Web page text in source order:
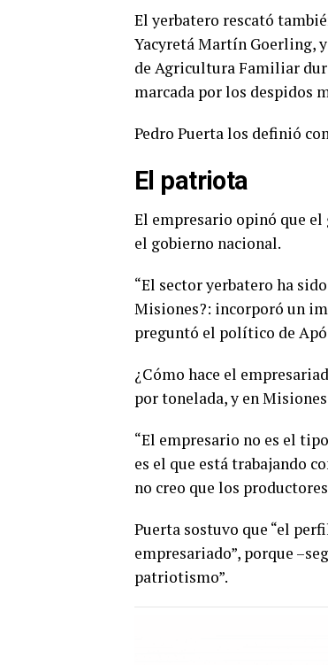
El yerbatero rescató
Yacyretá Martín Goerling,
de Agricultura Familiar
marcada por los despidos
Pedro Puerta los definió
El patriota
El empresario opinó que
el gobierno nacional.
“El sector yerbatero ha
Misiones?: incorporó un
preguntó el político de
¿Cómo hace el
por tonelada, y en
“El empresario no es el
es el que está trabajando
no creo que los
Puerta sostuvo que “el
empresariado”, porque
patriotismo”.